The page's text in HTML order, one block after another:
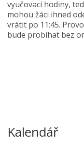
vyučovací hodiny,
mohou žáci ihned
vrátit po 11:45.
bude probíhat bez
Kalendář